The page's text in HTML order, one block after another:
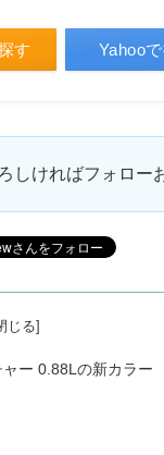
す Yahoo
しければフォロー
ー 0.88Lの新カラー